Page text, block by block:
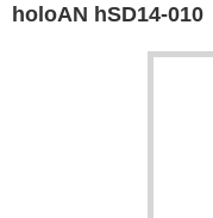
holoAN hSD14-010